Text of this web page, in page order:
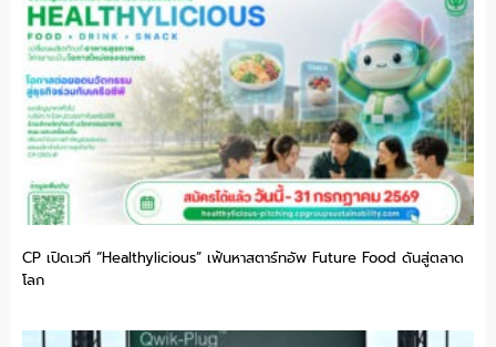
CP เปิดเวที “Healthylicious” เฟ้นหาสตาร์ทอัพ Future Food ดันสู่ตลาด
โลก